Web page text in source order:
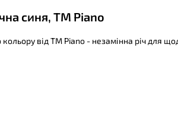
синя, ТМ Piano
від ТМ Piano - незамінна річ для